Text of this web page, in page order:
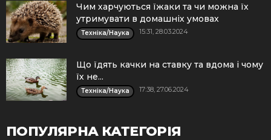
Чим харчуються їжаки та чи можна їх
утримувати в домашніх умовах
Техніка/Наука 15:31, 28.03.2024
Що їдять качки на ставку та вдома і чому
їх не...
Техніка/Наука 17:38, 27.06.2024
ПОПУЛЯРНА КАТЕГОРІЯ